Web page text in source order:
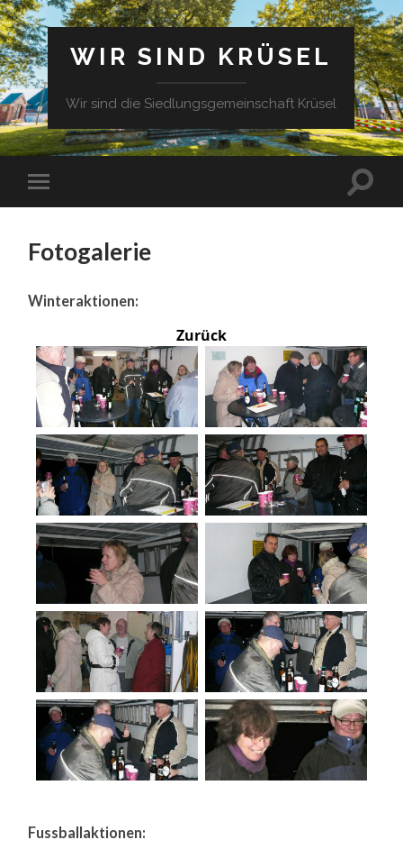
WIR SIND KRÜSEL
Wir sind die Siedlungsgemeinschaft Krüsel
Fotogalerie
Winteraktionen:
Zurück
Fussballaktionen: